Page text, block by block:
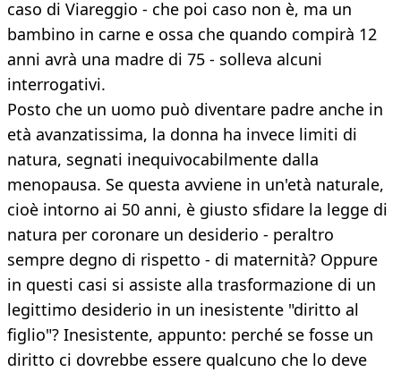
caso di Viareggio - che poi caso non è, ma un
bambino in carne e ossa che quando compirà 12
anni avrà una madre di 75 - solleva alcuni
interrogativi.
Posto che un uomo può diventare padre anche in
età avanzatissima, la donna ha invece limiti di
natura, segnati inequivocabilmente dalla
menopausa. Se questa avviene in un'età naturale,
cioè intorno ai 50 anni, è giusto sfidare la legge di
natura per coronare un desiderio - peraltro
sempre degno di rispetto - di maternità? Oppure
in questi casi si assiste alla trasformazione di un
legittimo desiderio in un inesistente "diritto al
figlio"? Inesistente, appunto: perché se fosse un
diritto ci dovrebbe essere qualcuno che lo deve